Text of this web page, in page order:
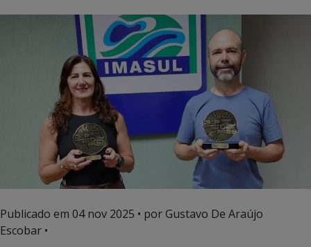
Publicado em 04 nov 2025 • por Gustavo De Araújo
Escobar •